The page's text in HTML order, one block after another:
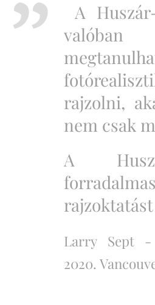
A
rajzolni,
nem csak
A
Larry Sept -
2020.